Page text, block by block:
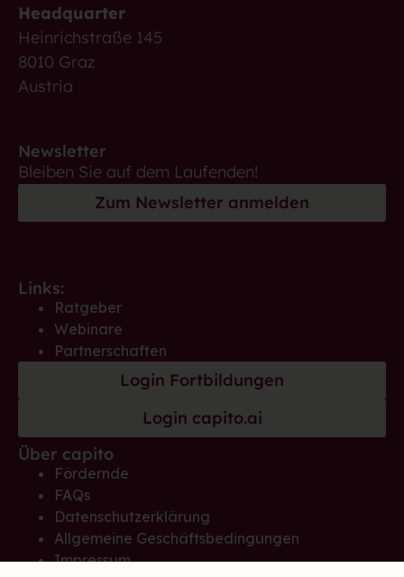
Headquarter
Heinrichstraße 145
8010 Graz
Austria
Newsletter
Bleiben Sie auf dem Laufenden!
Zum Newsletter anmelden
Links:
Ratgeber
Webinare
Partnerschaften
Login Fortbildungen
Login capito.ai
Über capito
Fördernde
FAQs
Datenschutzerklärung
Allgemeine Geschäftsbedingungen
Impressum